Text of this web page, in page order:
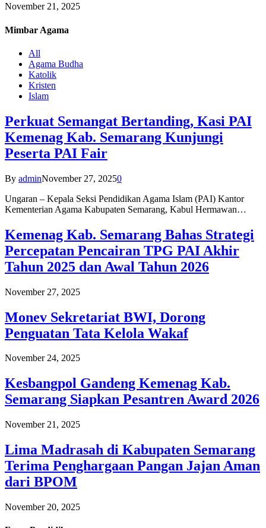
November 21, 2025
Mimbar Agama
All
Agama Budha
Katolik
Kristen
Islam
Perkuat Semangat Bertanding, Kasi PAI
Kemenag Kab. Semarang Kunjungi
Peserta PAI Fair
By adminNovember 27, 20250
Ungaran – Kepala Seksi Pendidikan Agama Islam (PAI) Kantor
Kementerian Agama Kabupaten Semarang, Kabul Hermawan…
Kemenag Kab. Semarang Bahas Strategi
Percepatan Pencairan TPG PAI Akhir
Tahun 2025 dan Awal Tahun 2026
November 27, 2025
Monev Sekretariat BWI, Dorong
Penguatan Tata Kelola Wakaf
November 24, 2025
Kesbangpol Gandeng Kemenag Kab.
Semarang Siapkan Pesantren Award 2026
November 21, 2025
Lima Madrasah di Kabupaten Semarang
Terima Penghargaan Pangan Jajan Aman
dari BPOM
November 20, 2025